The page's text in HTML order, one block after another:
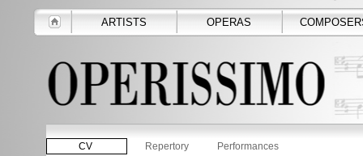
ARTISTS OPERAS
CV Repertory Performances